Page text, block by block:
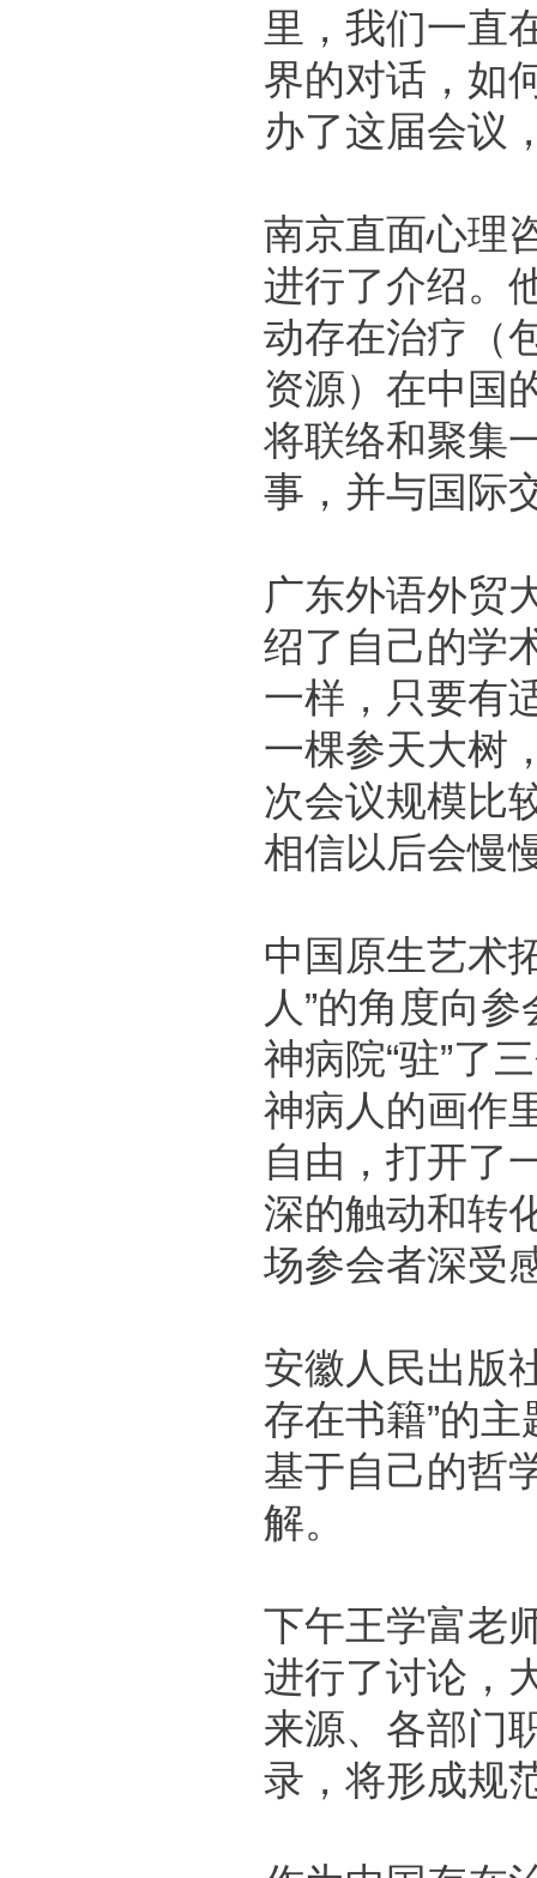
里，我们一直
界的对话，如
办了这届会议
南京直面心理
进行了介绍。
动存在治疗（
资源）在中国
将联络和聚集
事，并与国际
广东外语外贸
绍了自己的学
一样，只要有
一棵参天大树
次会议规模比
相信以后会慢
中国原生艺术
人”的角度向
神病院“驻”了
神病人的画作
自由，打开了
深的触动和转
场参会者深受
安徽人民出版
存在书籍”的
基于自己的哲
解。
下午王学富老
进行了讨论，
来源、各部门
录，将形成规